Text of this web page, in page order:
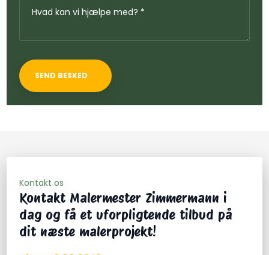
Kontakt os
Kontakt Malermester Zimmermann i
dag og få et uforpligtende tilbud på
dit næste malerprojekt!